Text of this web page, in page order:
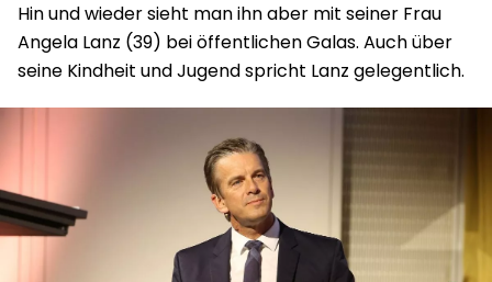
Hin und wieder sieht man ihn aber mit seiner Frau
Angela Lanz (39) bei öffentlichen Galas. Auch über
seine Kindheit und Jugend spricht Lanz gelegentlich.